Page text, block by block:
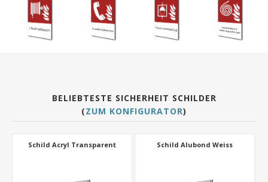
BELIEBTESTE SICHERHEIT SCHILDER
(ZUM KONFIGURATOR)
Schild Acryl Transparent Schild Alubond Weiss